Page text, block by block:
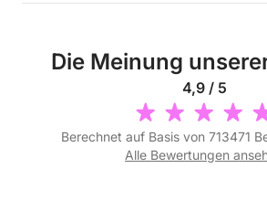
Die Meinung
4,9 / 5
Berechnet auf Basis von 713471
Alle Bewertungen